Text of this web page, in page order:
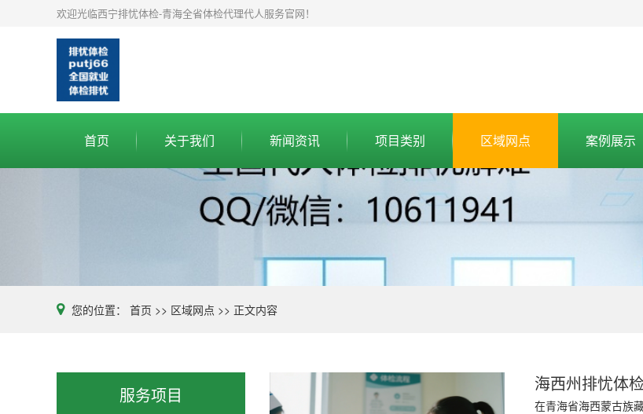
欢迎光临西宁排忧体检-青海全省体检代理代人服务官网！
首页 关于我们 新闻资讯 项目类别 区域网点 案例展示
您的位置： 首页 >> 区域网点 >> 正文内容
服务项目
海西州排忧体
在青海省海西蒙古族